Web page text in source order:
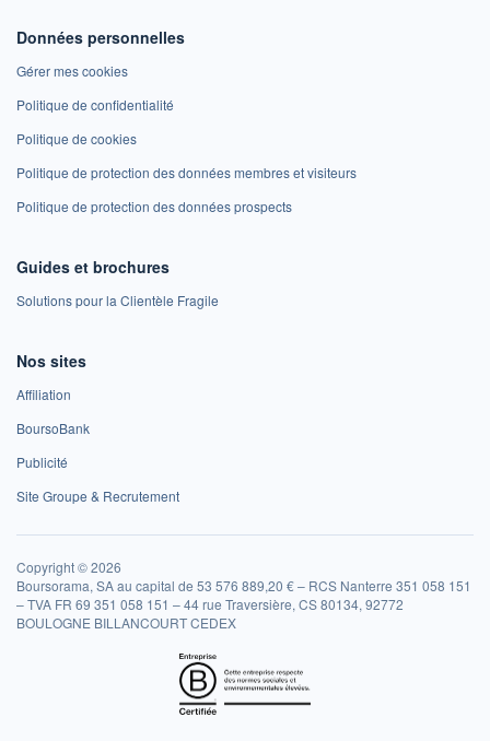
Données personnelles
Gérer mes cookies
Politique de confidentialité
Politique de cookies
Politique de protection des données membres et visiteurs
Politique de protection des données prospects
Guides et brochures
Solutions pour la Clientèle Fragile
Nos sites
Affiliation
BoursoBank
Publicité
Site Groupe & Recrutement
Copyright © 2026
Boursorama, SA au capital de 53 576 889,20 € – RCS Nanterre 351 058 151
– TVA FR 69 351 058 151 – 44 rue Traversière, CS 80134, 92772
BOULOGNE BILLANCOURT CEDEX